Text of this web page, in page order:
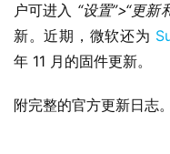
户可进入 “设置”>“更新
新。近期，微软还为
年 11 月的固件更新。
附完整的官方更新日志。